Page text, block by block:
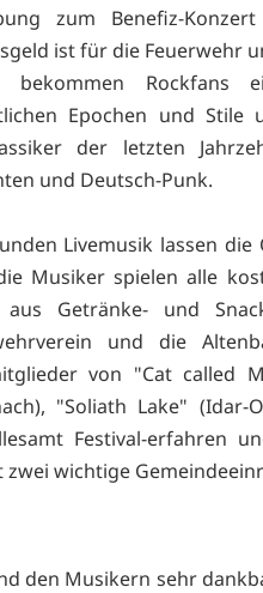
zum Benefiz-
ist für die Feuerwehr
bekommen Rockfans
Epochen und Stile
der letzten
und Deutsch-Punk.
Livemusik lassen
Musiker spielen alle
aus Getränke- und
und die
von "Cat called
"Soliath Lake" (Idar-
Festival-erfahren
wichtige
den Musikern sehr